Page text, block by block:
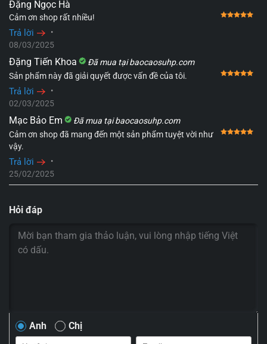
Đặng Ngọc Hà
Cảm ơn shop rất nhiều!
Trả lời •
08/03/2025
Đặng Tiến Khoa Đã mua tại baocaosuhp.com
Sản phẩm này đã giải quyết được vấn đề của tôi.
Trả lời •
02/03/2025
Mạc Bảo Em Đã mua tại baocaosuhp.com
Cảm ơn shop đã mang đến một sản phẩm tuyệt vời như
vậy.
Trả lời •
25/02/2025
Hỏi đáp
Anh Chị